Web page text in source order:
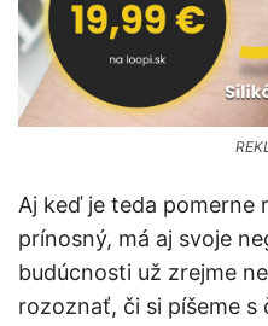
Aj keď je teda pomerne
prínosný, má aj svoje
budúcnosti už zrejme
rozoznať, či si píšeme s